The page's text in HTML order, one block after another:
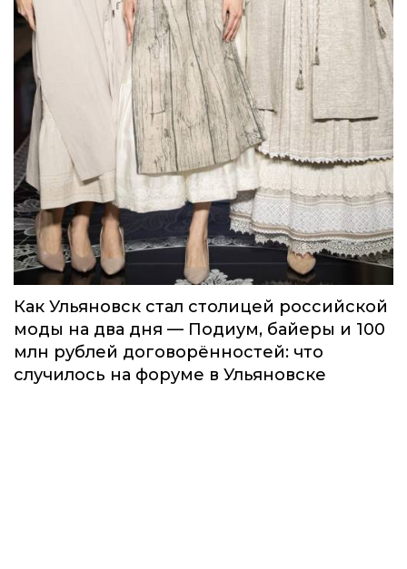
Как Ульяновск стал столицей российской
моды на два дня — Подиум, байеры и 100
млн рублей договорённостей: что
случилось на форуме в Ульяновске